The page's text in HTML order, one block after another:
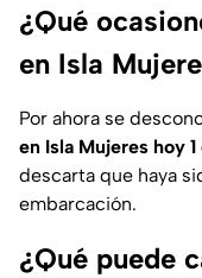
¿Qué
en Isla
Por ahora se
en Isla Mujeres hoy
descarta que haya
embarcación.
¿Qué puede